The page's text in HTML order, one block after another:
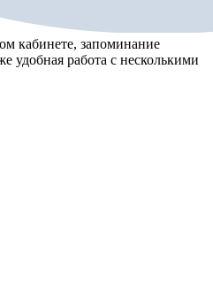
кабинете, запоминание
удобная работа с несколькими